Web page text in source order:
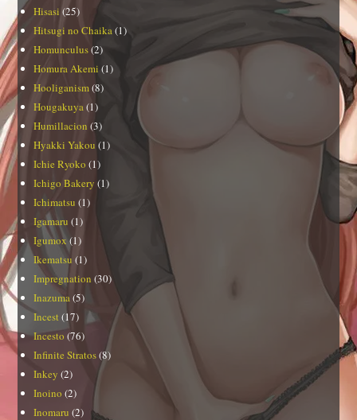
Hisasi (25)
Hitsugi no Chaika(1)
Homunculus(2)
Homura Akemi (1)
Hooliganism(8)
Hougakuya(1)
Humillacion (3)
Hyakki Yakou (1)
Ichie Ryoko (1)
Ichigo Bakery (1)
Ichimatsu (1)
Igamaru (1)
Igumox(1)
Ikematsu (1)
Impregnation (30)
Inazuma(5)
Incest (17)
Incesto (76)
Infinite Stratos(8)
Inkey (2)
Inoino (2)
Inomaru (2)